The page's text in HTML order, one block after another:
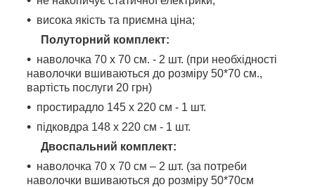
висока якість та приємна ціна;
Полуторний комплект:
наволочка 70 х 70 см. - 2 шт. (при необхідності
наволочки вшиваються до розміру 50*70 см.,
вартість послуги 20 грн)
простирадло 145 х 220 см - 1 шт.
підковдра 148 х 220 см - 1 шт.
Двоспальний комплект:
наволочка 70 х 70 см – 2 шт. (за потреби
наволочки вшиваються до розміру 50*70см